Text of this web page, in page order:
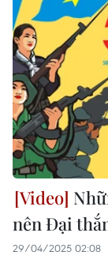
nên Đại
29/04/2025 02:08